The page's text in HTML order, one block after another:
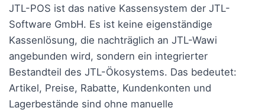
JTL-POS ist das native Kassensystem der JTL-
Software GmbH. Es ist keine eigenständige
Kassenlösung, die nachträglich an JTL-Wawi
angebunden wird, sondern ein integrierter
Bestandteil des JTL-Ökosystems. Das bedeutet:
Artikel, Preise, Rabatte, Kundenkonten und
Lagerbestände sind ohne manuelle